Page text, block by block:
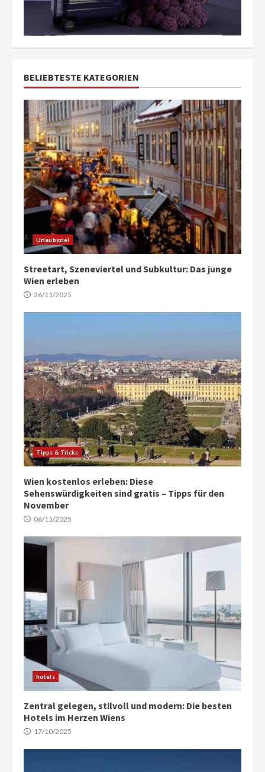
BELIEBTESTE KATEGORIEN
Urlaubsziel
Streetart, Szeneviertel und Subkultur: Das junge
Wien erleben
26/11/2025
Tipps & Tricks
Wien kostenlos erleben: Diese
Sehenswürdigkeiten sind gratis – Tipps für den
November
06/11/2025
hotels
Zentral gelegen, stilvoll und modern: Die besten
Hotels im Herzen Wiens
17/10/2025